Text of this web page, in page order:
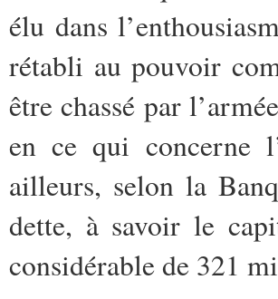
élu dans
rétabli au pouvoir
être chassé par
en ce qui concerne
ailleurs, selon la
dette, à savoir le
considérable de 321